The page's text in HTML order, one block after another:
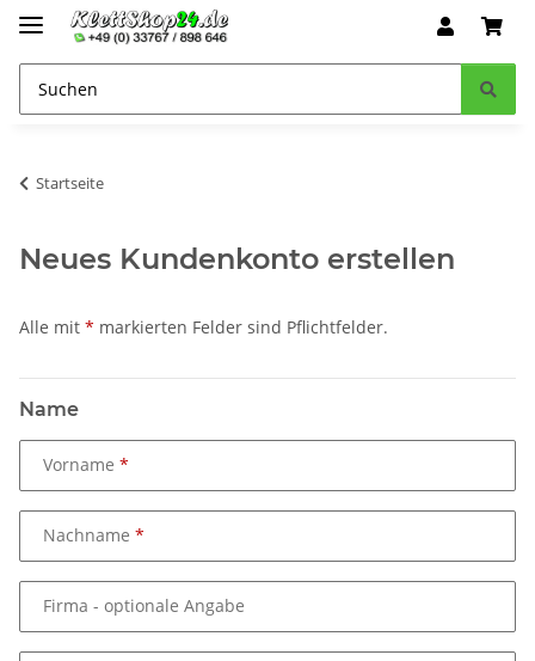
Startseite
Neues Kundenkonto erstellen
Alle mit * markierten Felder sind Pflichtfelder.
Name
Vorname
Nachname
Firma - optionale Angabe